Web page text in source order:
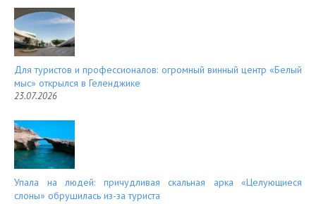
Для туристов и профессионалов: огромный винный центр «Белый
мыс» открылся в Геленджике
23.07.2026
Упала на людей: причудливая скальная арка «Целующиеся
слоны» обрушилась из-за туриста